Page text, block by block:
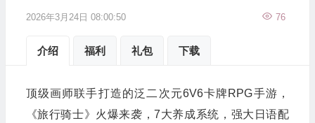
2026年3月24日 08:00:50 76
介绍 福利 礼包 下载
顶级画师联手打造的泛二次元6V6卡牌RPG手游，
《旅行骑士》火爆来袭，7大养成系统，强大日语配